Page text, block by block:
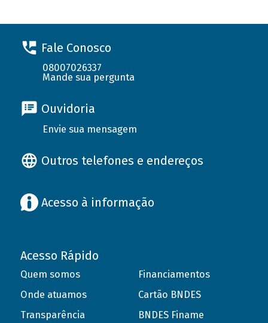
Fale Conosco
08007026337
Mande sua pergunta
Ouvidoria
Envie sua mensagem
Outros telefones e endereços
Acesso à informação
Acesso Rápido
Quem somos
Onde atuamos
Transparência
Financiamentos
Cartão BNDES
BNDES Finame